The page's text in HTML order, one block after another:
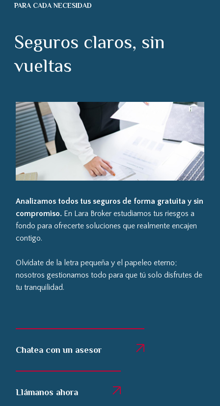
PARA CADA NECESIDAD
Seguros claros, sin
vueltas
Analizamos todos tus seguros de forma gratuita y sin
compromiso.En Lara Broker estudiamos tus riesgos a
fondo para ofrecerte soluciones que realmente encajen
contigo.
Olvídate de la letra pequeña y el papeleo eterno;
nosotros gestionamos todo para que tú solo disfrutes de
tu tranquilidad.
Chatea con un asesor
Llámanos ahora